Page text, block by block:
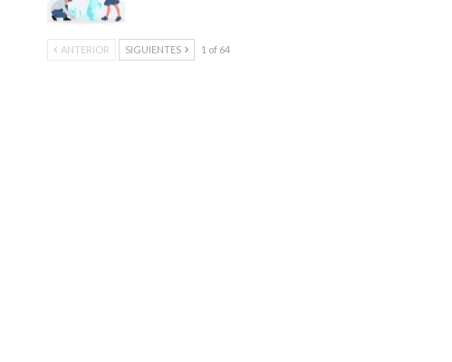
ANTERIOR SIGUIENTES 1 of 64